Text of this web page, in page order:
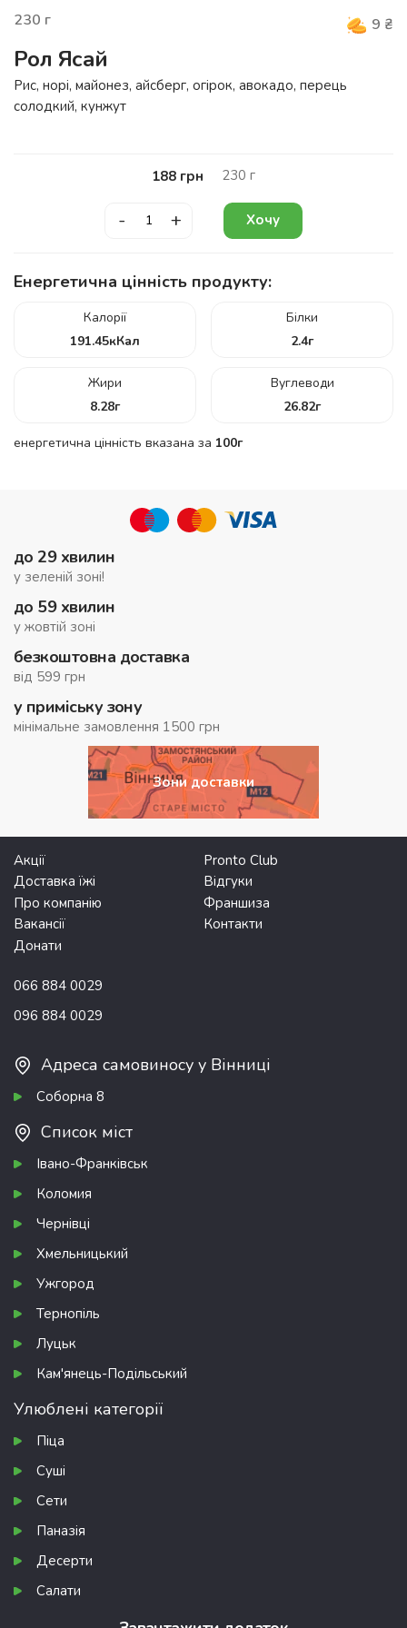
230 г 9 ₴
Рол Ясай
Рис, норі, майонез, айсберг, огірок, авокадо, перець
солодкий, кунжут
188 грн 230 г
- + Хочу
Енергетична цінність продукту:
Калорії
191.45кКал
Білки
2.4г
Жири
8.28г
Вуглеводи
26.82г
енергетична цінність вказана за 100г
до 29 хвилин
у зеленій зоні!
до 59 хвилин
у жовтій зоні
безкоштовна доставка
від 599 грн
у приміську зону
мінімальне замовлення 1500 грн
Зони доставки
Акції
Pronto Club
Доставка їжі
Відгуки
Про компанію
Франшиза
Вакансії
Контакти
Донати
066 884 0029
096 884 0029
Адреса самовиносу у Вінниці
Соборна 8
Список міст
Івано-Франківськ
Коломия
Чернівці
Хмельницький
Ужгород
Тернопіль
Луцьк
Кам'янець-Подільський
Улюблені категорії
Піца
Суші
Сети
Паназія
Десерти
Салати